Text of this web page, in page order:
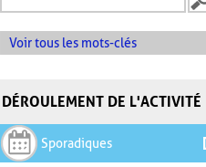
Voir tous les mots-clés
DÉROULEMENT DE L'ACTIVITÉ
Sporadiques